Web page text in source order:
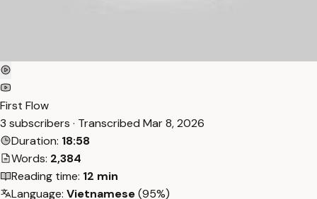
First Flow
3 subscribers · Transcribed Mar 8, 2026
Duration: 18:58
Words: 2,384
Reading time: 12 min
Language: Vietnamese(95%)